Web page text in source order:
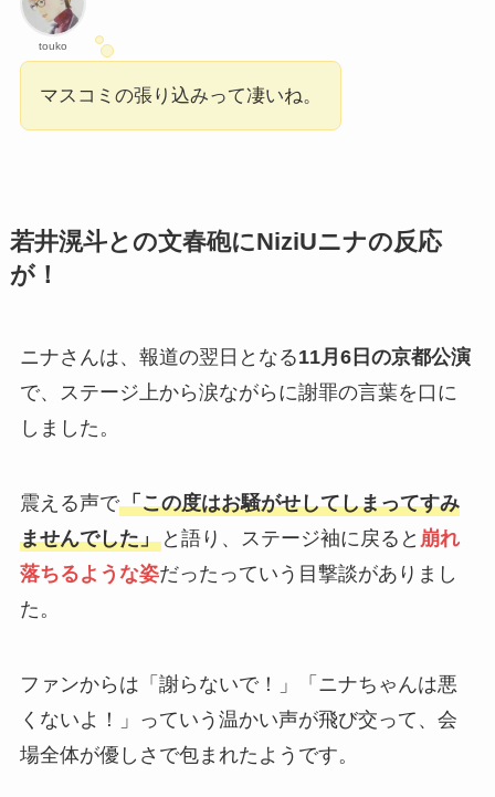
touko
マスコミの張り込みって凄いね。
若井滉斗との文春砲にNiziUニナの反応
が！
ニナさんは、報道の翌日となる11月6日の京都公演
で、ステージ上から涙ながらに謝罪の言葉を口に
しました。
震える声で「この度はお騒がせしてしまってすみ
ませんでした」と語り、ステージ袖に戻ると 崩れ
落ちるような姿だったっていう目撃談がありまし
た。
ファンからは「謝らないで！」「ニナちゃんは悪
くないよ！」っていう温かい声が飛び交って、会
場全体が優しさで包まれたようです。